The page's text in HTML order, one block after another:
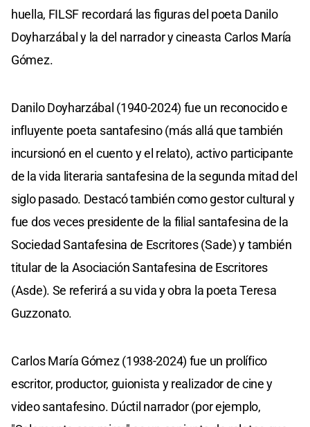
huella, FILSF recordará las figuras del poeta Danilo
Doyharzábal y la del narrador y cineasta Carlos María
Gómez.
Danilo Doyharzábal (1940-2024) fue un reconocido e
influyente poeta santafesino (más allá que también
incursionó en el cuento y el relato), activo participante
de la vida literaria santafesina de la segunda mitad del
siglo pasado. Destacó también como gestor cultural y
fue dos veces presidente de la filial santafesina de la
Sociedad Santafesina de Escritores (Sade) y también
titular de la Asociación Santafesina de Escritores
(Asde). Se referirá a su vida y obra la poeta Teresa
Guzzonato.
Carlos María Gómez (1938-2024) fue un prolífico
escritor, productor, guionista y realizador de cine y
video santafesino. Dúctil narrador (por ejemplo,